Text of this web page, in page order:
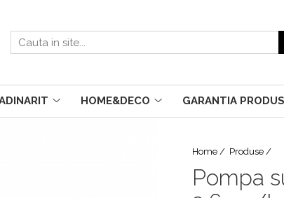
HOME&DECO GARANTIA
Home / Produse /
Pompa